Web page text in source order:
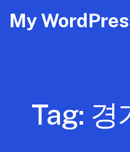
My
Tag: 경